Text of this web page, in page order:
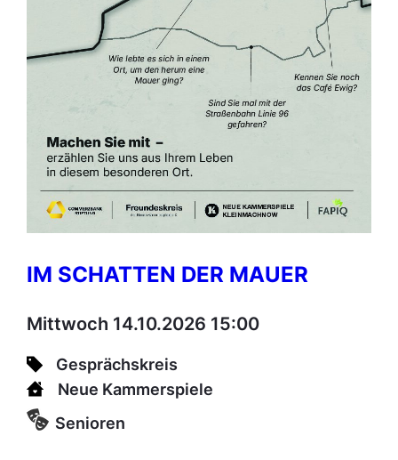
IM SCHATTEN DER MAUER
Mittwoch 14.10.2026 15:00
Gesprächskreis
Neue Kammerspiele
Senioren